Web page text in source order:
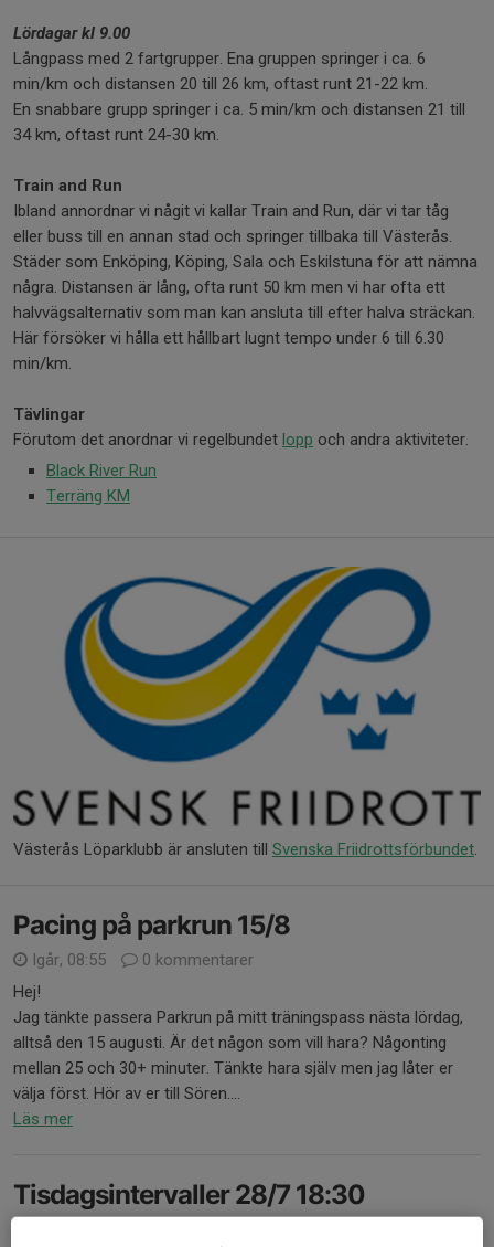
Lördagar kl 9.00
Långpass med 2 fartgrupper. Ena gruppen springer i ca. 6
min/km och distansen 20 till 26 km, oftast runt 21-22 km.
En snabbare grupp springer i ca. 5 min/km och distansen 21 till
34 km, oftast runt 24-30 km.
Train and Run
Ibland annordnar vi någit vi kallar Train and Run, där vi tar tåg
eller buss till en annan stad och springer tillbaka till Västerås.
Städer som Enköping, Köping, Sala och Eskilstuna för att nämna
några. Distansen är lång, ofta runt 50 km men vi har ofta ett
halvvägsalternativ som man kan ansluta till efter halva sträckan.
Här försöker vi hålla ett hållbart lugnt tempo under 6 till 6.30
min/km.
Tävlingar
Förutom det anordnar vi regelbundet lopp och andra aktiviteter.
Black River Run
Terräng KM
Västerås Löparklubb är ansluten till Svenska Friidrottsförbundet.
Pacing på parkrun 15/8
Igår, 08:55
0 kommentarer
Hej!
Jag tänkte passera Parkrun på mitt träningspass nästa lördag,
alltså den 15 augusti. Är det någon som vill hara? Någonting
mellan 25 och 30+ minuter. Tänkte hara själv men jag låter er
välja först. Hör av er till Sören....
Läs mer
Tisdagsintervaller 28/7 18:30